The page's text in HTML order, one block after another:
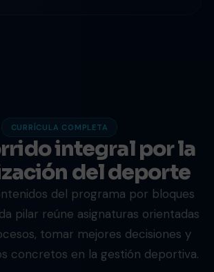
CURRÍCULA COMPLETA
integral por la
del deporte
del programa por bloques
pilar reúne asignaturas orientadas
tomar mejores decisiones y
concretos en la gestión deportiva.